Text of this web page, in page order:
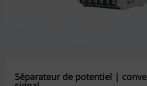
Séparateur de potentiel |